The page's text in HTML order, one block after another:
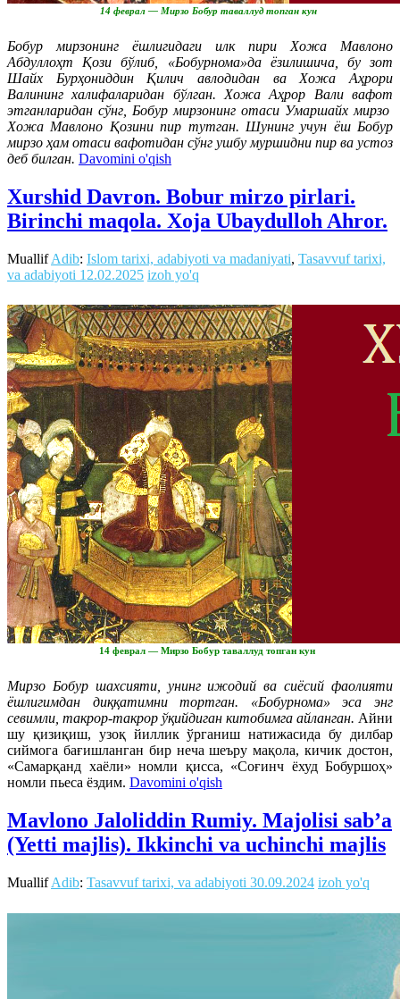
14 феврал — Мирзо Бобур таваллуд топган кун
Бобур мирзонинг ёшлигидаги илк пири Хожа Мавлоно
Абдуллоҳт Қози бўлиб, «Бобурнома»да ёзилишича, бу зот
Шайх Бурҳониддин Қилич авлодидан ва Хожа Аҳрори
Валининг халифаларидан бўлган. Хожа Аҳрор Вали вафот
этганларидан сўнг, Бобур мирзонинг отаси Умаршайх мирзо
Хожа Мавлоно Қозини пир тутган. Шунинг учун ёш Бобур
мирзо ҳам отаси вафотидан сўнг ушбу муршидни пир ва устоз
деб билган. Davomini o'qish
Xurshid Davron. Bobur mirzo pirlari.
Birinchi maqola. Xoja Ubaydulloh Ahror.
MuallifAdib: Islom tarixi, adabiyoti va madaniyati, Tasavvuf tarixi,
va adabiyoti 12.02.2025 izoh yo'q
14 феврал — Мирзо Бобур таваллуд топган кун
Мирзо Бобур шахсияти, унинг ижодий ва сиёсий фаолияти
ёшлигимдан диққатимни тортган. «Бобурнома» эса энг
севимли, такрор-такрор ўқийдиган китобимга айланган. Айни
шу қизиқиш, узоқ йиллик ўрганиш натижасида бу дилбар
сиймога бағишланган бир неча шеъру мақола, кичик достон,
«Самарқанд хаёли» номли қисса, «Соғинч ёхуд Бобуршоҳ»
номли пьеса ёздим. Davomini o'qish
Mavlono Jaloliddin Rumiy. Majolisi sab’a
(Yetti majlis). Ikkinchi va uchinchi majlis
MuallifAdib: Tasavvuf tarixi, va adabiyoti 30.09.2024 izoh yo'q